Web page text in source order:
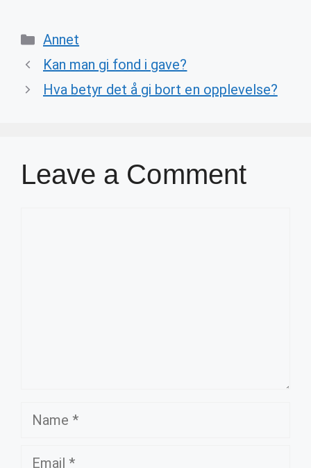
Categories
Annet
Kan man gi fond i gave?
Hva betyr det å gi bort en opplevelse?
Leave a Comment
Name
Email